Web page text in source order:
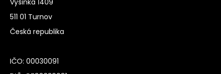
511 01 Turnov
Česká republika
IČO: 00030091